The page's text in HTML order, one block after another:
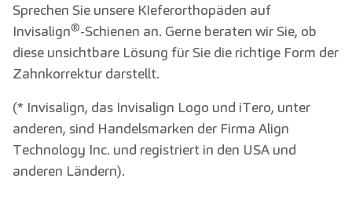
Sprechen Sie unsere KIeferorthopäden auf
Invisalign®-Schienen an. Gerne beraten wir Sie, ob
diese unsichtbare Lösung für Sie die richtige Form der
Zahnkorrektur darstellt.
(* Invisalign, das Invisalign Logo und iTero, unter
anderen, sind Handelsmarken der Firma Align
Technology Inc. und registriert in den USA und
anderen Ländern).